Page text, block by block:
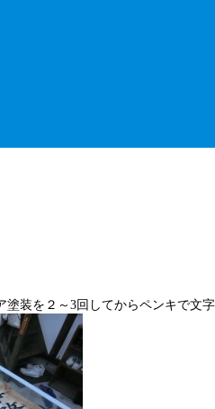
装を２～3回してからペンキで文字